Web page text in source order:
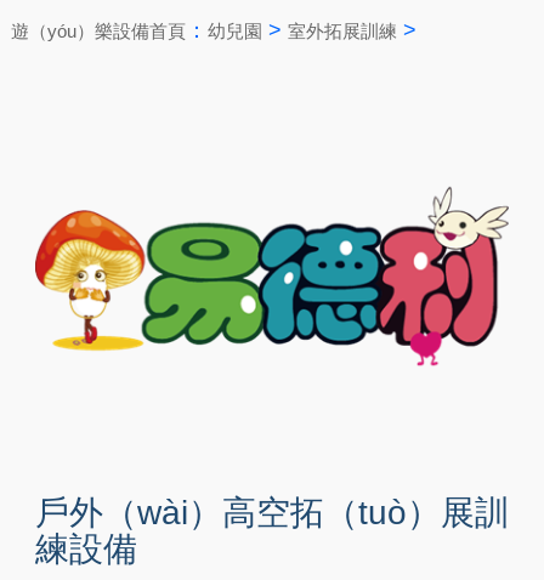
遊（yóu）樂設備首頁： 幼兒園 > 室外拓展訓練 >
戶外（wài）高空拓（tuò）展訓
練設備